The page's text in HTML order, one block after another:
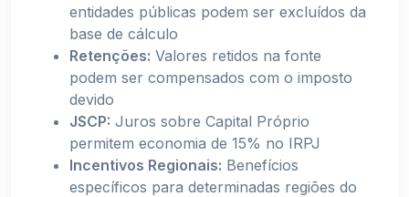
entidades públicas podem ser excluídos da
base de cálculo
Retenções: Valores retidos na fonte
podem ser compensados com o imposto
devido
JSCP: Juros sobre Capital Próprio
permitem economia de 15% no IRPJ
Incentivos Regionais: Benefícios
específicos para determinadas regiões do